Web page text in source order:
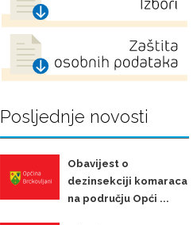
Posljednje novosti
Obavijest o
dezinsekciji komaraca
na području Opći ...